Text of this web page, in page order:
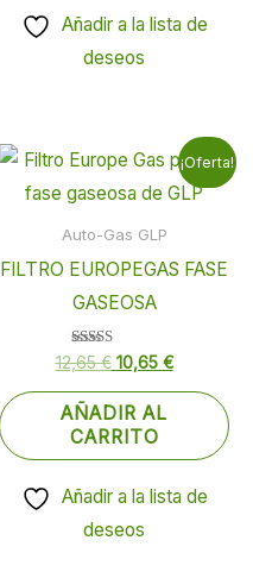
Añadir a la lista de
deseos
¡Oferta!
Auto-Gas GLP
FILTRO EUROPEGAS FASE
GASEOSA
Valorado
con
4.00
de 5
12,65€
El
original
12,65 €.
10,65 €
El
precio
actual
AÑADIR AL
CARRITO
Añadir a la lista de
deseos